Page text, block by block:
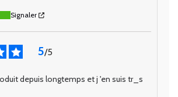
Signaler
5/5
depuis longtemps et j 'en suis tr_s